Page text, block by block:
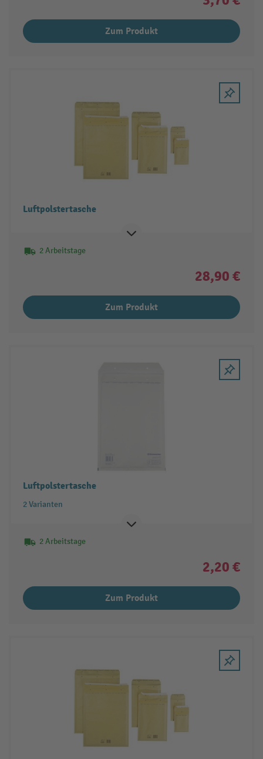
Zum Produkt
Luftpolstertasche
2 Arbeitstage
28,90 €
Zum Produkt
Luftpolstertasche
2 Varianten
2 Arbeitstage
2,20 €
Zum Produkt